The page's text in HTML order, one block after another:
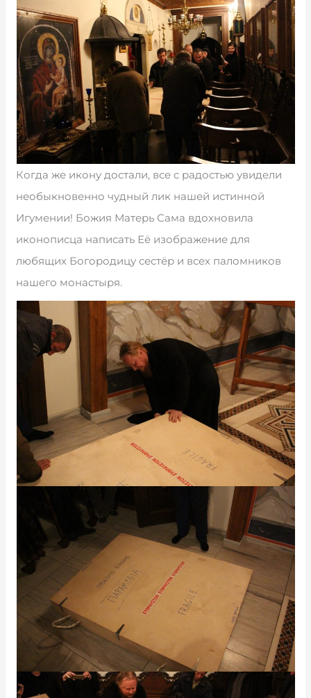
Когда же икону достали, все с радостью увидели
необыкновенно чудный лик нашей истинной
Игумении! Божия Матерь Сама вдохновила
иконописца написать Её изображение для
любящих Богородицу сестёр и всех паломников
нашего монастыря.